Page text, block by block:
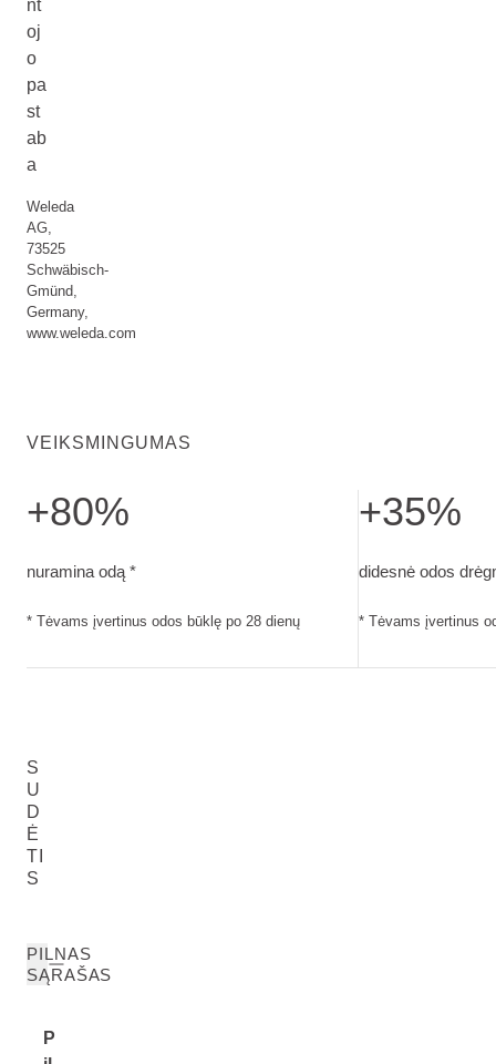
nt
oj
o
pa
st
ab
a
Weleda
AG,
73525
Schwäbisch-
Gmünd,
Germany,
www.weleda.com
VEIKSMINGUMAS
+80%
nuramina odą *
* Tėvams įvertinus odos būklę po 28 dienų
+35%
didesnė odos
* Tėvams įvertinus
S
U
D
Ė
TI
S
PILNAS
SĄRAŠAS
P